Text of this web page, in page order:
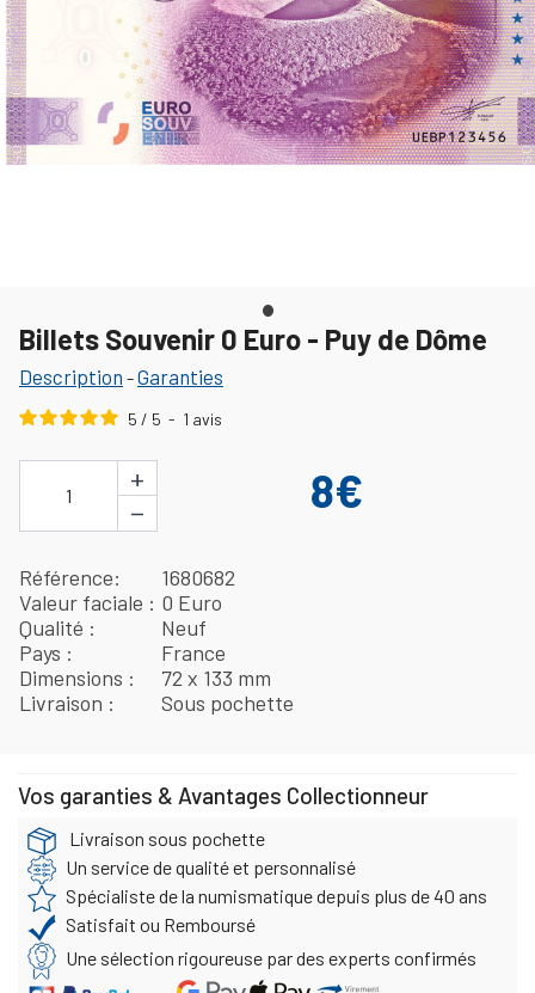
Billets Souvenir 0 Euro - Puy de Dôme
Description -Garanties
5 / 5 - 1 avis
1
+
−
8€
Référence
1680682
Valeur faciale
0 Euro
Qualité
Neuf
Pays
France
Dimensions
72 x 133 mm
Livraison
Sous pochette
Vos garanties & Avantages Collectionneur
Livraison sous pochette
Un service de qualité et personnalisé
Spécialiste de la numismatique depuis plus de 40 ans
Satisfait ou Remboursé
Une sélection rigoureuse par des experts confirmés